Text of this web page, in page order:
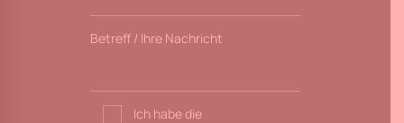
Betreff / Ihre Nachricht
Ich habe die